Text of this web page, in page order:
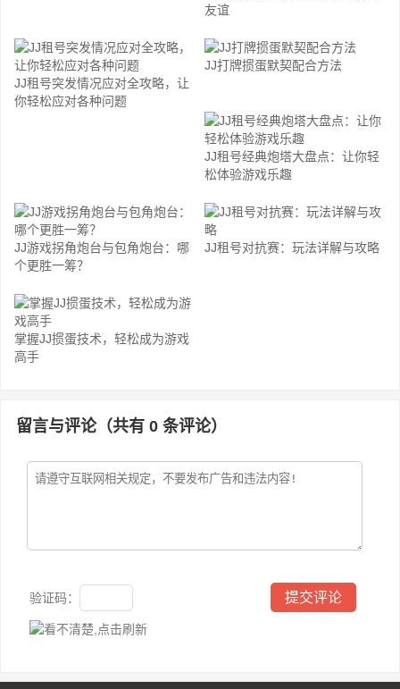
友谊
JJ租号突发情况应对全攻略，让
你轻松应对各种问题
JJ打牌掼蛋默契配合方法
JJ租号经典炮塔大盘点：让你轻
松体验游戏乐趣
JJ游戏拐角炮台与包角炮台：哪
个更胜一筹？
JJ租号对抗赛：玩法详解与攻略
掌握JJ掼蛋技术，轻松成为游戏
高手
留言与评论（共有 0 条评论）
验证码：